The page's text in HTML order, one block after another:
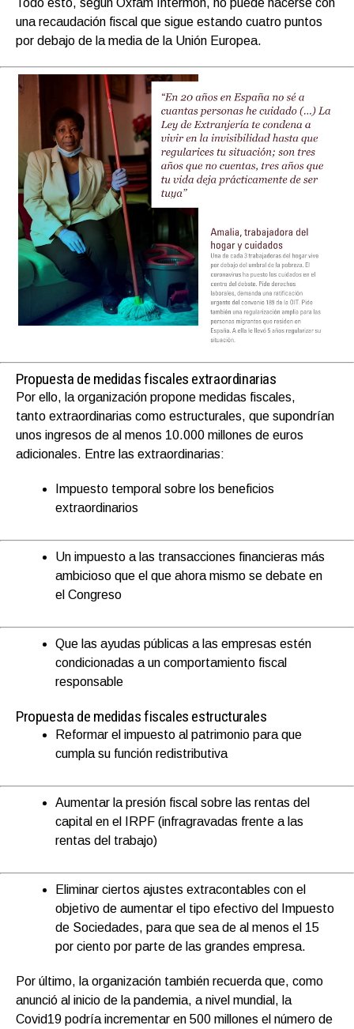
una recaudación fiscal que sigue estando cuatro puntos
por debajo de la media de la Unión Europea.
Propuesta de medidas fiscales extraordinarias
Por ello, la organización propone medidas fiscales,
tanto extraordinarias como estructurales, que supondrían
unos ingresos de al menos 10.000 millones de euros
adicionales. Entre las extraordinarias:
Impuesto temporal sobre los beneficios
extraordinarios
Un impuesto a las transacciones financieras más
ambicioso que el que ahora mismo se debate en
el Congreso
Que las ayudas públicas a las empresas estén
condicionadas a un comportamiento fiscal
responsable
Propuesta de medidas fiscales estructurales
Reformar e l impuesto al patrimonio para que
cumpla su función redistributiva
Aumentar la presión fiscal sobre las rentas del
capital en el IRPF (infragravadas frente a las
rentas del trabajo)
Eliminar ciertos ajustes extracontables con el
objetivo de aumentar el tipo efectivo del
Impuesto
de Sociedades, para que sea de al menos el 15
por ciento por parte de las grandes empresa.
Por último, la organización también recuerda que, como
anunció al inicio de la pandemia, a nivel mundial, la
Covid19 podría incrementar en 500 millones el número de